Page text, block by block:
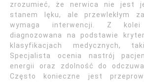
zrozumieć, że nerwica nie jest
stanem lęku, ale przewlekłym
wymaga interwencji. Z
diagnozowana na podstawie
klasyfikacjach medycznych,
Specjalista ocenia nastrój
energii oraz zdolność do
Często konieczne jest